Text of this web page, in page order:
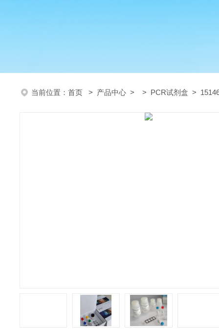
当前位置： 首页 > 产品中心 > > PCR试剂盒 >